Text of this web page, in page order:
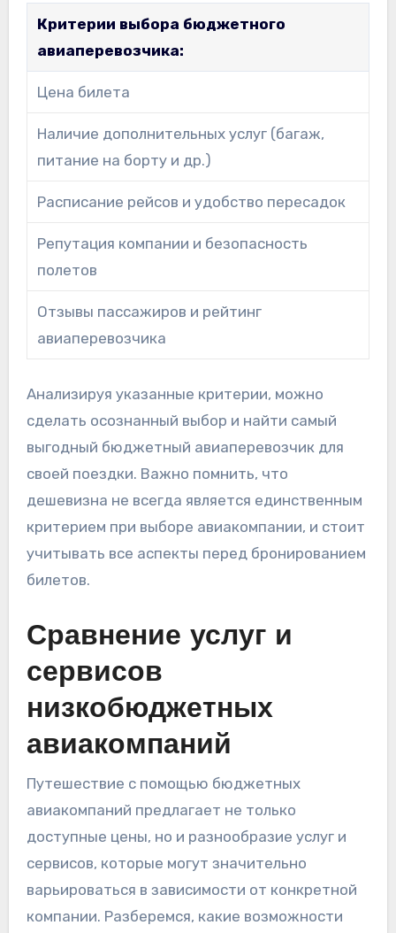
Критерии выбора бюджетного
авиаперевозчика:
Цена билета
Наличие дополнительных услуг (багаж,
питание на борту и др.)
Расписание рейсов и удобство пересадок
Репутация компании и безопасность
полетов
Отзывы пассажиров и рейтинг
авиаперевозчика
Анализируя указанные критерии, можно
сделать осознанный выбор и найти самый
выгодный бюджетный авиаперевозчик для
своей поездки. Важно помнить, что
дешевизна не всегда является единственным
критерием при выборе авиакомпании, и стоит
учитывать все аспекты перед бронированием
билетов.
Сравнение услуг и
сервисов
низкобюджетных
авиакомпаний
Путешествие с помощью бюджетных
авиакомпаний предлагает не только
доступные цены, но и разнообразие услуг и
сервисов, которые могут значительно
варьироваться в зависимости от конкретной
компании. Разберемся, какие возможности